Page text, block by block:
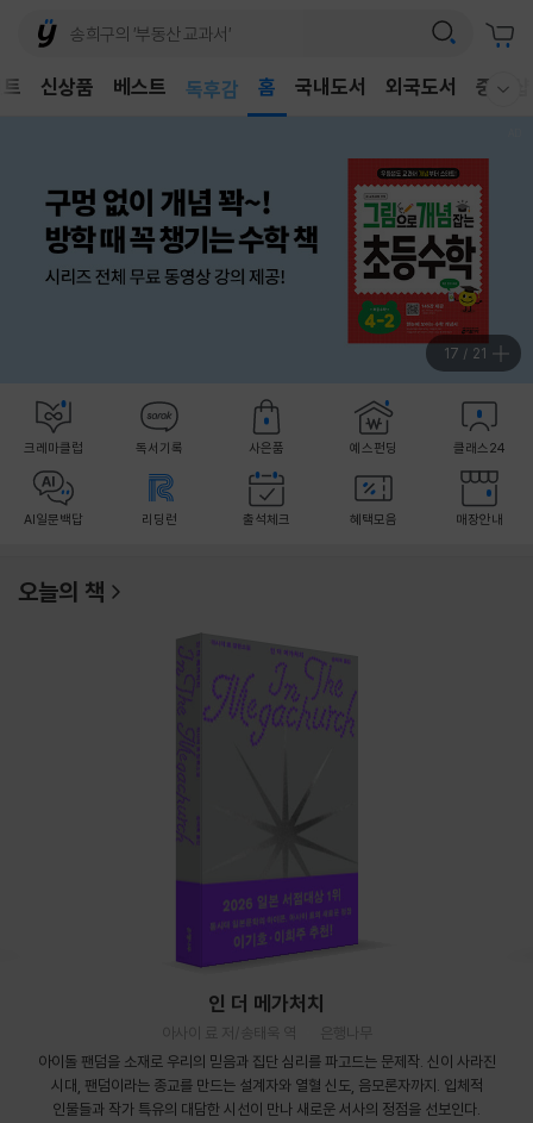
신상품 베스트
독후감
홈 국내도서 외국도서 중고샵
18 / 21
크레마클럽 독서기록 사은품 예스펀딩 클래스24
AI일문백답 리딩런 출석체크 혜택모음 매장안내
오늘의 책
인 더 메가처치
아사이 료 저/송태욱 역
은행나무
아이돌 팬덤을 소재로 우리의 믿음과 집단 심리를 파고드는 문제작. 신이 사라진
시대, 팬덤이라는 종교를 만드는 설계자와 열혈 신도, 음모론자까지. 입체적
인물들과 작가 특유의 대담한 시선이 만나 새로운 서사의 정점을 선보인다.